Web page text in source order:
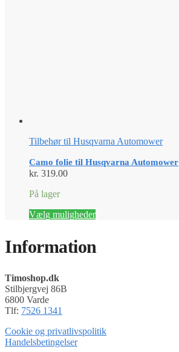
Tilbehør til Husqvarna Automower
Camo folie til Husqvarna Automower
kr. 319.00
På lager
Vælg mulighederDette
flere
Information
Timoshop.dk
Stilbjergvej 86B
6800 Varde
Tlf: 7526 1341
Cookie og privatlivspolitik
Handelsbetingelser